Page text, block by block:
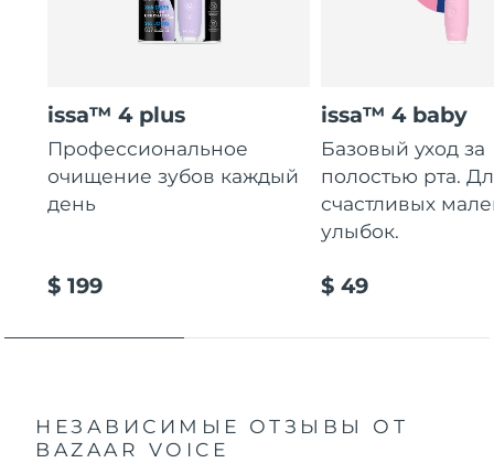
issa™ 4 plus
Профессиональное
очищение зубов каждый
день
$ 199
issa™ 4 baby
Базовый уход за
полостью рта.
счастливых
улыбок.
$ 49
НЕЗАВИСИМЫЕ ОТЗЫВЫ
ОТ
BAZAAR VOICE